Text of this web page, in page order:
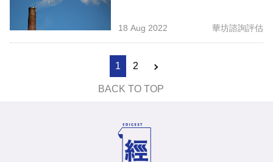
18 Aug 2022 華坊諮詢評估
1 2
BACK TO TOP